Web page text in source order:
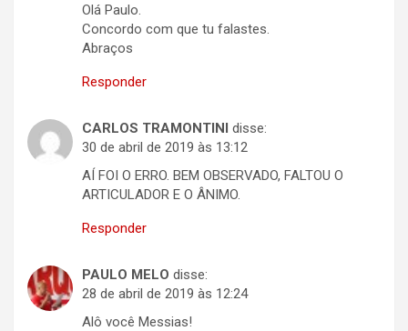
Olá Paulo.
Concordo com que tu falastes.
Abraços
Responder
CARLOS TRAMONTINI disse:
30 de abril de 2019 às 13:12
AÍ FOI O ERRO. BEM OBSERVADO, FALTOU O
ARTICULADOR E O ÂNIMO.
Responder
PAULO MELO disse:
28 de abril de 2019 às 12:24
Alô você Messias!